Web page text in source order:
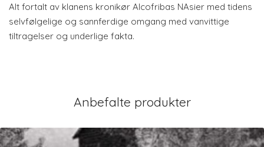
Alt fortalt av klanens kronikør Alcofribas NAsier med tidens
selvfølgelige og sannferdige omgang med vanvittige
tiltragelser og underlige fakta.
Anbefalte produkter